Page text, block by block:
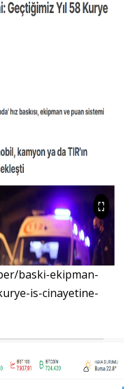
baski-ekipman-
is-cinayetine-